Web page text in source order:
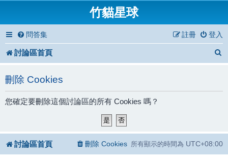
竹貓星球
問答集 登入
註冊
討論區首頁
刪除 Cookies
您確定要刪除這個討論區的所有 Cookies 嗎？
討論區首頁 所有顯示的時間為 UTC+08:00
刪除 Cookies